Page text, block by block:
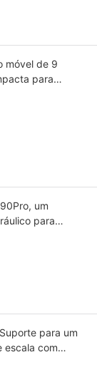
móvel de 9
para
um
para
para um
escala com